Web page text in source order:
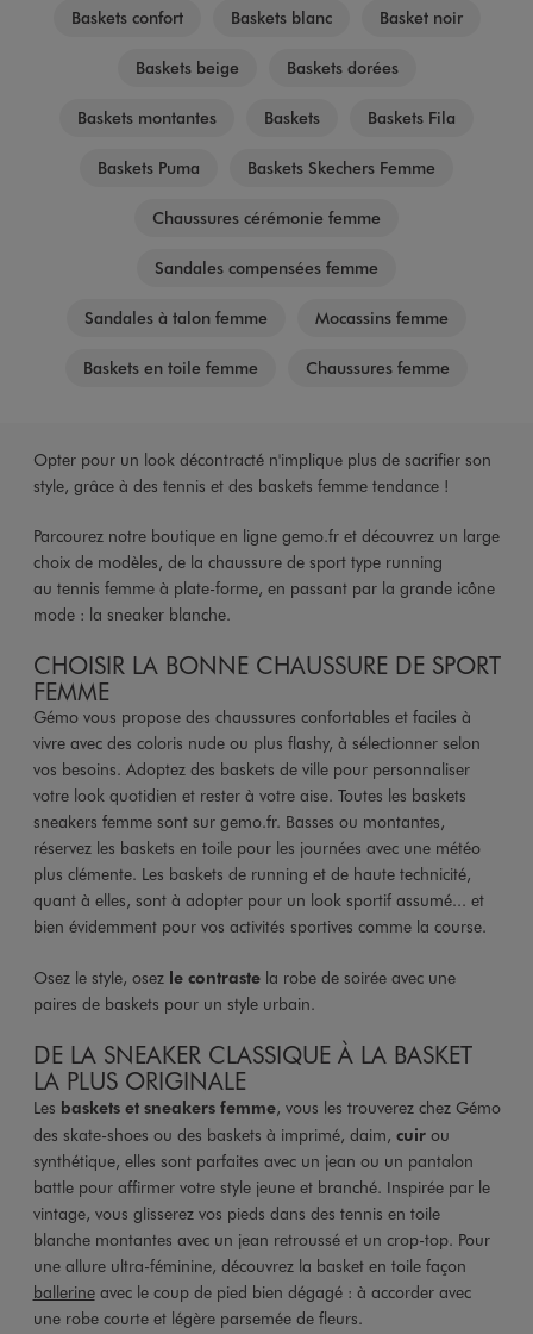
Baskets confort Baskets blanc Basket noir
Baskets beige Baskets dorées
Baskets montantes Baskets Baskets Fila
Baskets Puma Baskets Skechers Femme
Chaussures cérémonie femme
Sandales compensées femme
Sandales à talon femme Mocassins femme
Baskets en toile femme Chaussures femme
Opter pour un look décontracté n'implique plus de sacrifier son
style, grâce à des tennis et des baskets femme tendance !
Parcourez notre boutique en ligne gemo.fr et découvrez un large
choix de modèles, de la chaussure de sport type running
au tennis femme à plate-forme, en passant par la grande icône
mode : la sneaker blanche.
CHOISIR LA BONNE CHAUSSURE DE SPORT
FEMME
Gémo vous propose des chaussures confortables et faciles à
vivre avec des coloris nude ou plus flashy, à sélectionner selon
vos besoins. Adoptez des baskets de ville pour personnaliser
votre look quotidien et rester à votre aise. Toutes les baskets
sneakers femme sont sur gemo.fr. Basses ou montantes,
réservez les baskets en toile pour les journées avec une météo
plus clémente. Les baskets de running et de haute technicité,
quant à elles, sont à adopter pour un look sportif assumé... et
bien évidemment pour vos activités sportives comme la course.
Osez le style, osez le contrastela robe de soirée avec une
paires de baskets pour un style urbain.
DE LA SNEAKER CLASSIQUE À LA BASKET
LA PLUS ORIGINALE
Les baskets et sneakers femme, vous les trouverez chez Gémo
des skate-shoes ou des baskets à imprimé, daim, cuirou
synthétique, elles sont parfaites avec un jean ou un pantalon
battle pour affirmer votre style jeune et branché. Inspirée par le
vintage, vous glisserez vos pieds dans des tennis en toile
blanche montantes avec un jean retroussé et un crop-top. Pour
une allure ultra-féminine, découvrez la basket en toile façon
ballerineavec le coup de pied bien dégagé : à accorder avec
une robe courte et légère parsemée de fleurs.